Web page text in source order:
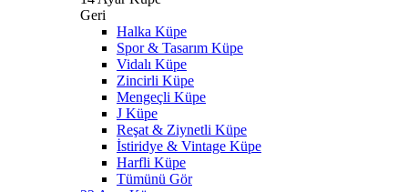
Geri
Halka Küpe
Spor & Tasarım Küpe
Vidalı Küpe
Zincirli Küpe
Mengeçli Küpe
J Küpe
Reşat & Ziynetli Küpe
İstiridye & Vintage Küpe
Harfli Küpe
Tümünü Gör